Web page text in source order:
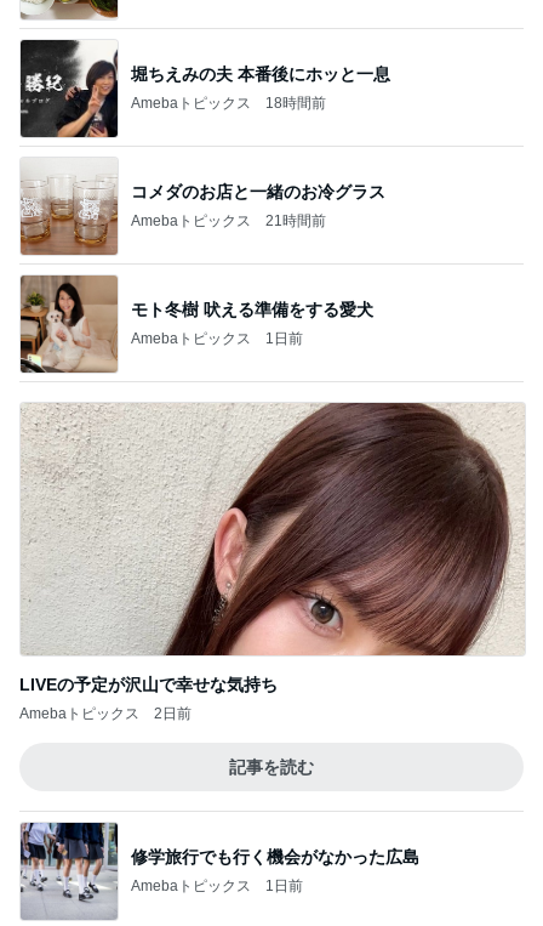
堀ちえみの夫 本番後にホッと一息
Amebaトピックス 18時間前
コメダのお店と一緒のお冷グラス
Amebaトピックス 21時間前
モト冬樹 吠える準備をする愛犬
Amebaトピックス 1日前
LIVEの予定が沢山で幸せな気持ち
Amebaトピックス 2日前
記事を読む
修学旅行でも行く機会がなかった広島
Amebaトピックス 1日前